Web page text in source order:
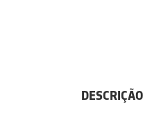
DESCRIÇÃO